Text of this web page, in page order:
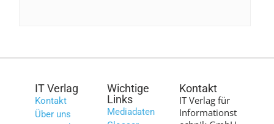
IT Verlag
Kontakt
Über uns
Wichtige
Links
Mediadaten
Kontakt
IT Verlag für
Informationst